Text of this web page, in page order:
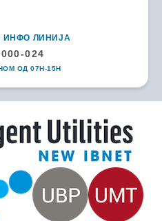
ИНФО ЛИНИЈА
024
ОД 07H-15H